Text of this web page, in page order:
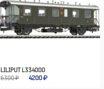
LILIPUT L334000
6300 ₽
4200